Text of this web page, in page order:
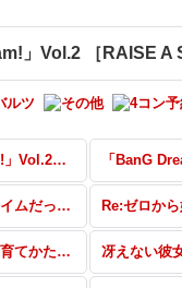
」Vol.2 ［RAISE A
「BanG Dream!」Vol.2 SSP・SPa・SPb・SPMa・SPMb・RRR・SR・PR
転生したらスライムだった件 トライアルデッキ＋
冴えない彼女の育てかた♭ SP・RRR・SR・PR